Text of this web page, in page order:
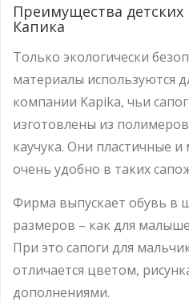
Преимущества
Капика
Только экологически
материалы используются
компании Kapika, чьи
изготовлены из
каучука. Они пластичные
очень удобно в таких
Фирма выпускает обувь в
размеров – как для
При это сапоги для
отличается цветом,
дополнениями.